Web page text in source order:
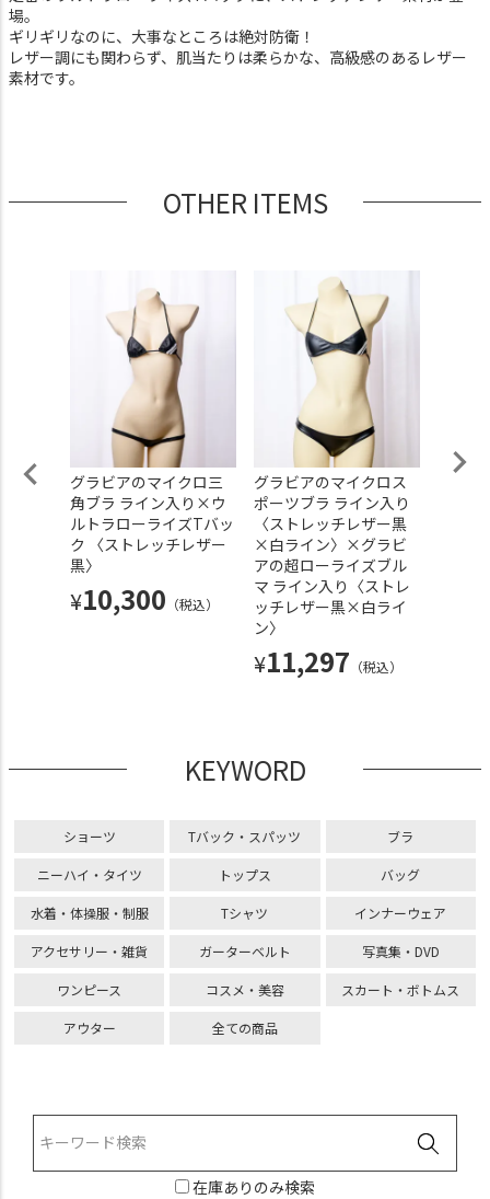
場。
ギリギリなのに、大事なところは絶対防衛！
レザー調にも関わらず、肌当たりは柔らかな、高級感のあるレザー
素材です。
OTHER ITEMS
アの
グラビアのマイクロ三
角ブラ ライン入り×ウ
ルトラローライズTバッ
ク 〈ストレッチレザー
黒〉
¥10,300 （税込）
グラビアのマイクロス
ポーツブラ ライン入り
〈ストレッチレザー黒
×白ライン〉×グラビ
アの超ローライズブル
マ ライン入り〈ストレ
ッチレザー黒×白ライ
ン〉
¥11,297 （税込）
KEYWORD
ショーツ Tバック・スパッツ ブラ
ニーハイ・タイツ トップス バッグ
水着・体操服・制服 Tシャツ インナーウェア
アクセサリー・雑貨 ガーターベルト 写真集・DVD
ワンピース コスメ・美容 スカート・ボトムス
アウター 全ての商品
在庫ありのみ検索